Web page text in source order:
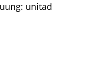
unitad